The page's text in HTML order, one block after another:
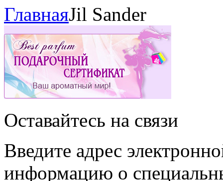
ГлавнаяJil Sander
Оставайтесь на связи
Введите адрес
информацию о